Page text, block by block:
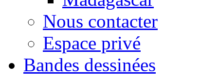
Nous contacter
Espace privé
Bandes dessinées